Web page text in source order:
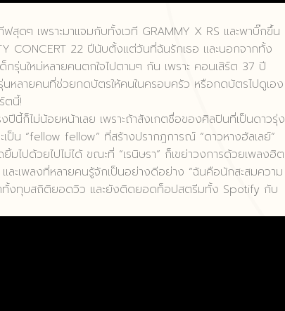
ๆ เพราะมาแจมกับทั้งเวที GRAMMY X RS และพาบิ๊กขึ้น
CONCERT 22 ปีนับตั้งแต่วันที่ฉันรักเธอ และนอกจากทั้ง
รุ่นใหม่หลายคนตกใจไปตามๆ กัน เพราะ คอนเสิร์ต 37 ปี
หลายคนที่ช่วยกดบัตรให้คนในครอบครัว หรือกดบัตรไปดูเอง
ตนี้!
ก็ไม่น้อยหน้าเลย เพราะถ้าสังเกตชื่อของศิลปินที่เป็นดาวรุ่ง
น “fellow fellow” ที่สร้างปรากฎการณ์ “ดาวหางฮัลเลย์”
มไปด้วยไปไม่ได้ ขณะที่ “เรนิษรา” ก็เขย่าวงการด้วยเพลงฮิต
ะเพลงที่หลายคนรู้จักเป็นอย่างดีอย่าง “ฉันคือนักสะสมความ
ขาทั้งทุบสถิติยอดวิว และยังติดยอดท็อปสตรีมทั้ง Spotify กับ